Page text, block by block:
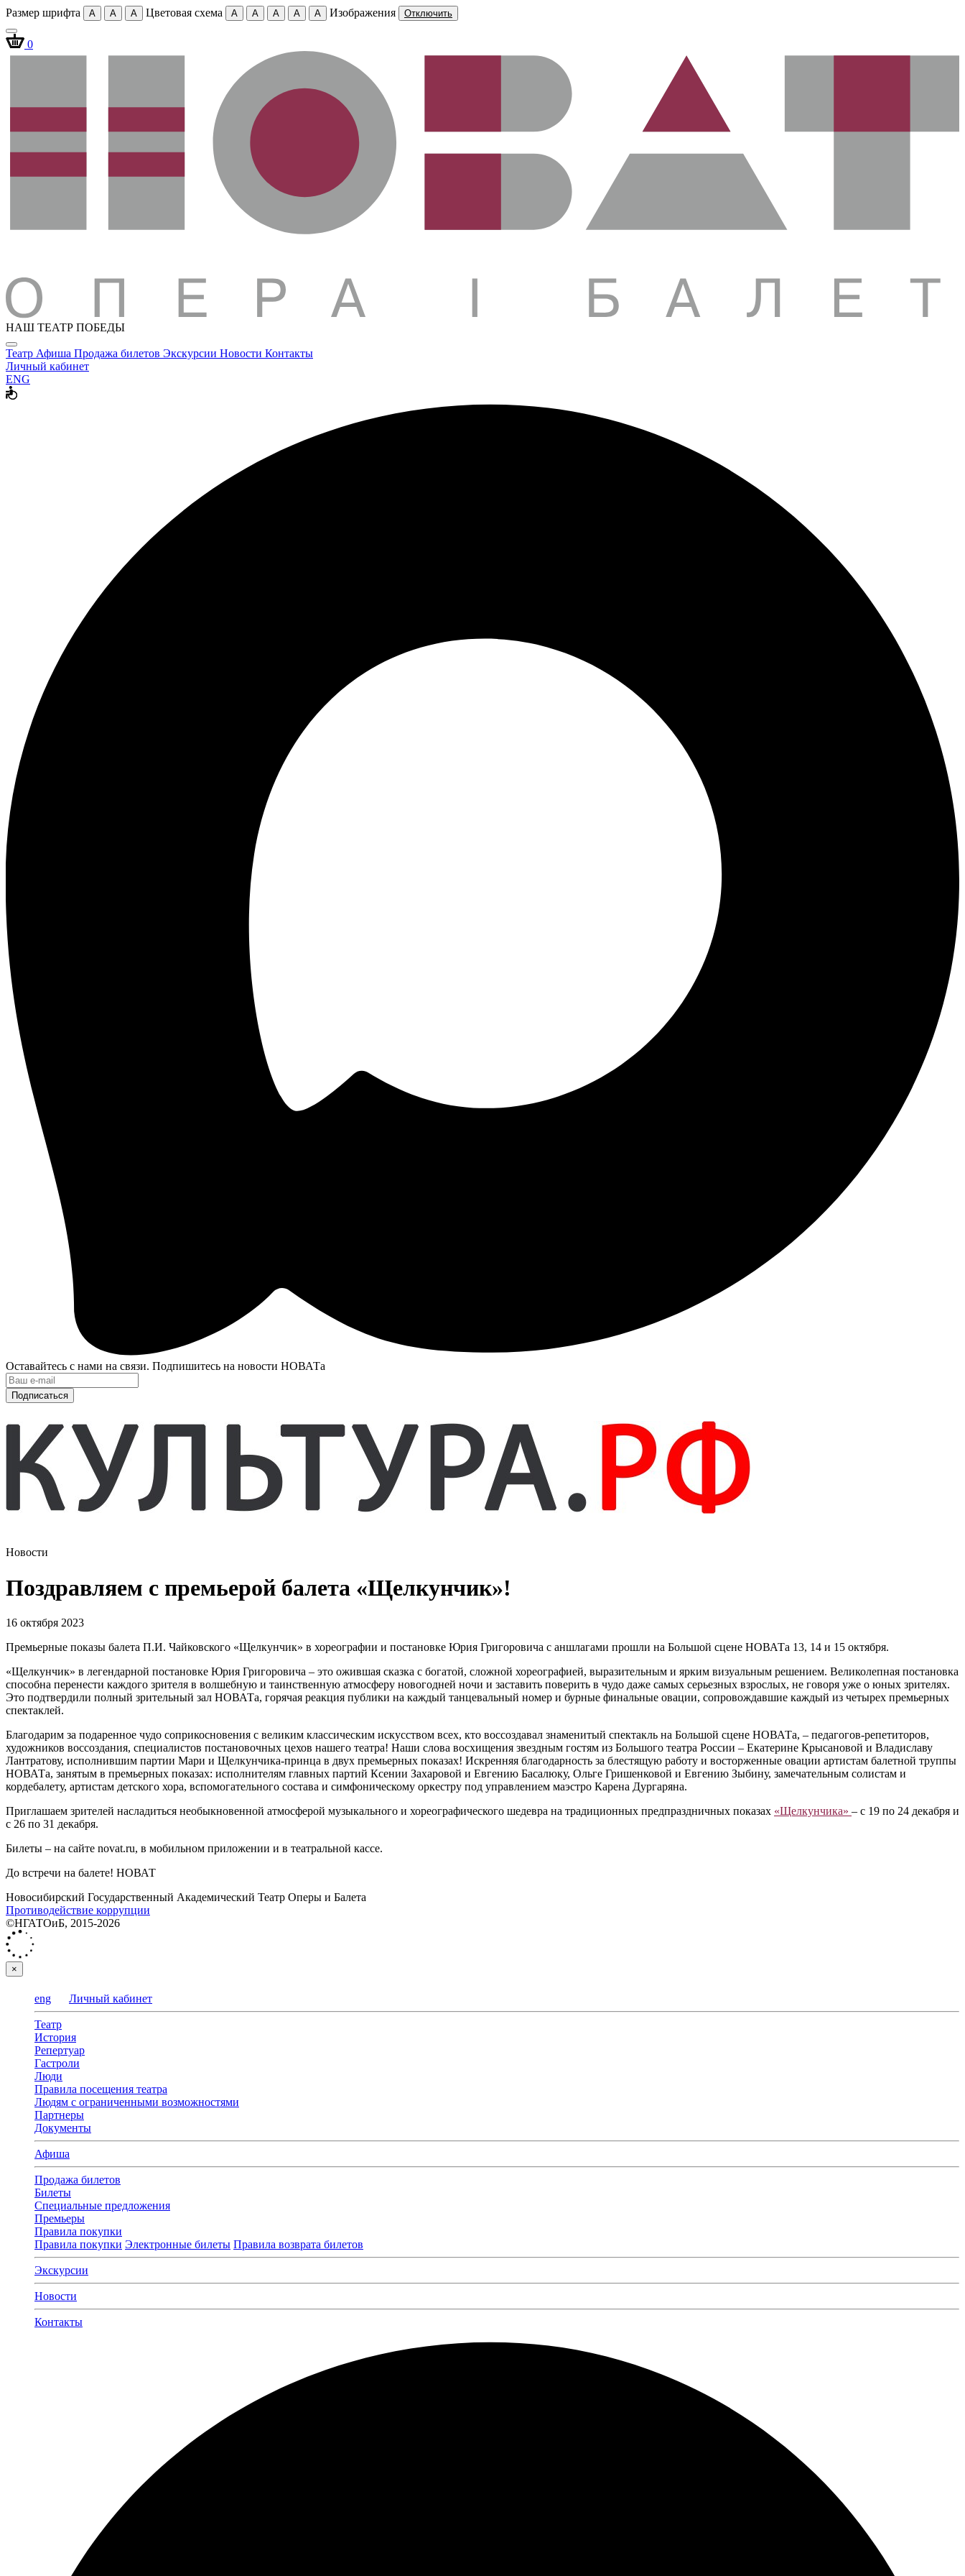
Размер шрифта A A A Цветовая схема A A A A A Изображения Отключить
0
НАШ ТЕАТР ПОБЕДЫ
Театр Афиша Продажа билетов Экскурсии Новости Контакты
Личный кабинет
ENG
Оставайтесь с нами на связи. Подпишитесь на новости НОВАТа
Подписаться
Новости
Поздравляем с премьерой балета «Щелкунчик»!
16 октября 2023
Премьерные показы балета П.И. Чайковского «Щелкунчик» в хореографии и постановке Юрия Григоровича с аншлагами прошли на Большой сцене НОВАТа 13, 14 и 15 октября.
«Щелкунчик» в легендарной постановке Юрия Григоровича – это ожившая сказка с богатой, сложной хореографией, выразительным и ярким визуальным решением. Великолепная постановка
способна перенести каждого зрителя в волшебную и таинственную атмосферу новогодней ночи и заставить поверить в чудо даже самых серьезных взрослых, не говоря уже о юных зрителях.
Это подтвердили полный зрительный зал НОВАТа, горячая реакция публики на каждый танцевальный номер и бурные финальные овации, сопровождавшие каждый из четырех премьерных
спектаклей.
Благодарим за подаренное чудо соприкосновения с великим классическим искусством всех, кто воссоздавал знаменитый спектакль на Большой сцене НОВАТа, – педагогов-репетиторов,
художников воссоздания, специалистов постановочных цехов нашего театра! Наши слова восхищения звездным гостям из Большого театра России – Екатерине Крысановой и Владиславу
Лантратову, исполнившим партии Мари и Щелкунчика-принца в двух премьерных показах! Искренняя благодарность за блестящую работу и восторженные овации артистам балетной труппы
НОВАТа, занятым в премьерных показах: исполнителям главных партий Ксении Захаровой и Евгению Басалюку, Ольге Гришенковой и Евгению Зыбину, замечательным солистам и
кордебалету, артистам детского хора, вспомогательного состава и симфоническому оркестру под управлением маэстро Карена Дургаряна.
Приглашаем зрителей насладиться необыкновенной атмосферой музыкального и хореографического шедевра на традиционных предпраздничных показах «Щелкунчика» – с 19 по 24 декабря и
с 26 по 31 декабря.
Билеты – на сайте novat.ru, в мобильном приложении и в театральной кассе.
До встречи на балете! НОВАТ
Новосибирский Государственный Академический Театр Оперы и Балета
Противодействие коррупции
©НГАТОиБ, 2015-2026
×
eng Личный кабинет
Театр
История
Репертуар
Гастроли
Люди
Правила посещения театра
Людям с ограниченными возможностями
Партнеры
Документы
Афиша
Продажа билетов
Билеты
Специальные предложения
Премьеры
Правила покупки
Правила покупки Электронные билеты Правила возврата билетов
Экскурсии
Новости
Контакты